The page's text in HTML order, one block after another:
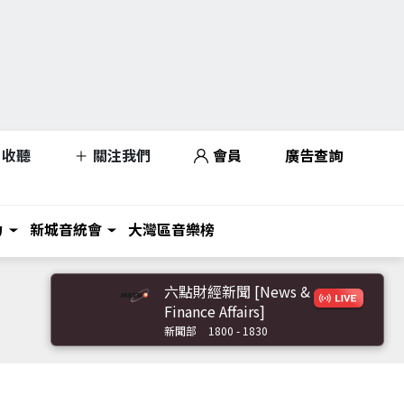
收聽 關注我們 會員 廣告查詢
新城音統會 大灣區音樂榜
六點財經新聞 [News &
Finance Affairs]
新聞部 1800 - 1830